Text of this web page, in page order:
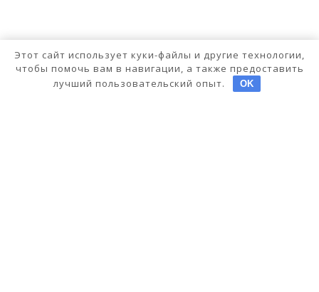
Этот сайт использует куки-файлы и другие технологии,
чтобы помочь вам в навигации, а также предоставить
лучший пользовательский опыт.
OK